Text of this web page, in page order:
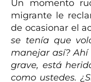
Un momento
migrante le
de ocasionar el
se tenía que
manejar así?
grave, está
como ustedes.